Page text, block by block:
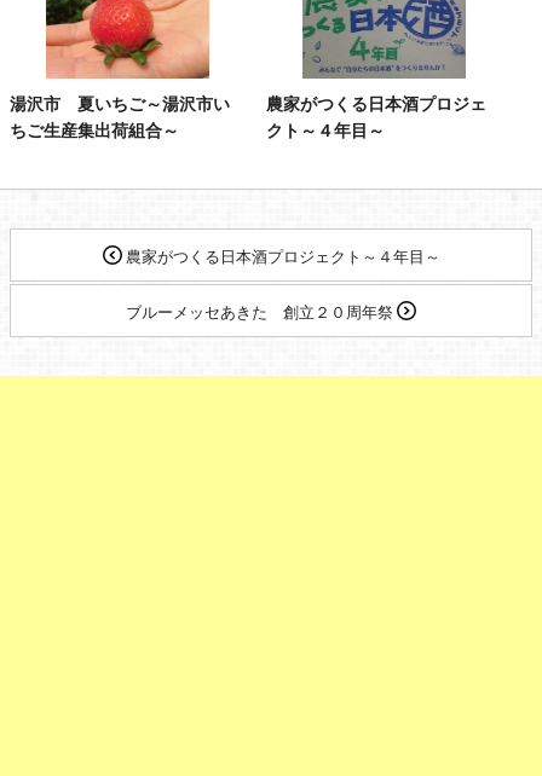
湯沢市 夏いちご～湯沢市い
ちご生産集出荷組合～
農家がつくる日本酒プロジェ
クト～４年目～
農家がつくる日本酒プロジェクト～４年目～
ブルーメッセあきた 創立２０周年祭